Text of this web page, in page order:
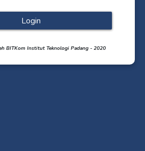
Login
BITKom Institut Teknologi Padang - 2020